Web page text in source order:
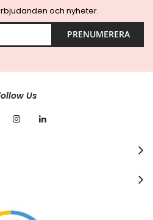
och nyheter.
PRENUMERERA
Us